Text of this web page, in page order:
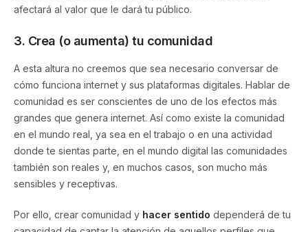
afectará al valor que le dará tu público.
3. Crea (o aumenta) tu comunidad
A esta altura no creemos que sea necesario conversar de
cómo funciona internet y sus plataformas digitales. Hablar de
comunidad es ser conscientes de uno de los efectos más
grandes que genera internet. Así como existe la comunidad
en el mundo real, ya sea en el trabajo o en una actividad
donde te sientas parte, en el mundo digital las comunidades
también son reales y, en muchos casos, son mucho más
sensibles y receptivas.
Por ello, crear comunidad y hacer sentido dependerá de tu